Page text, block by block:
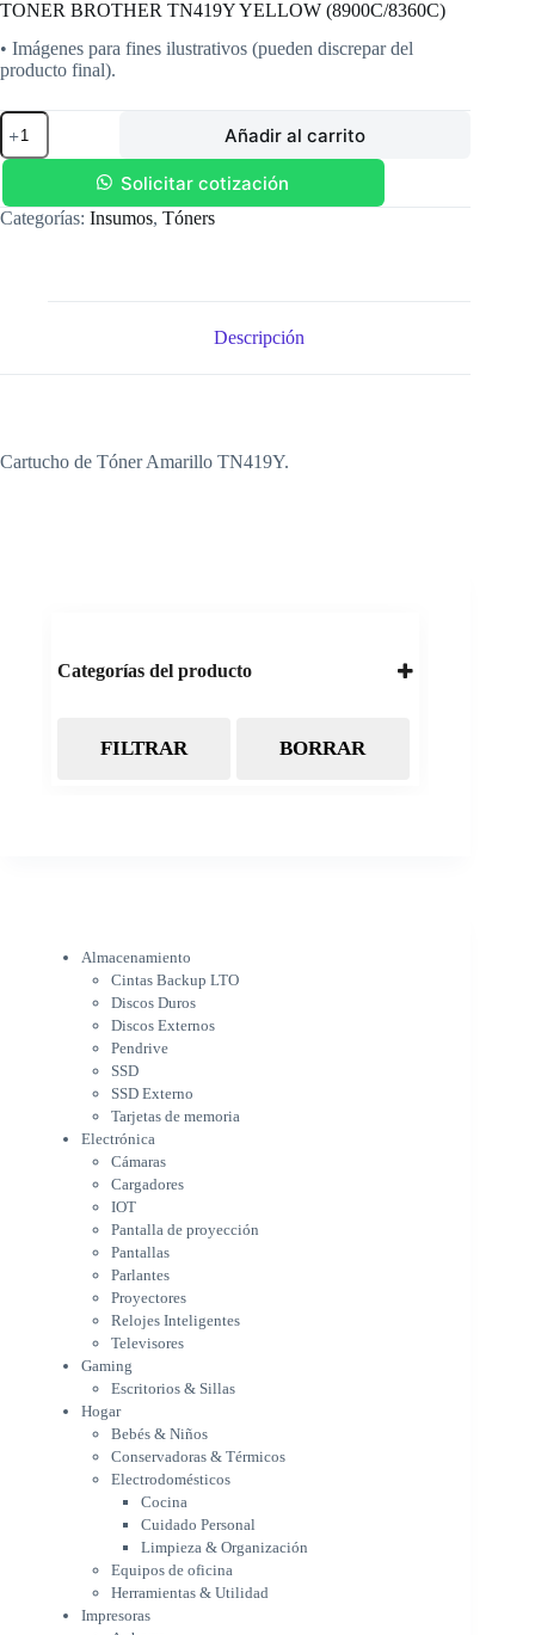
TONER BROTHER TN419Y YELLOW (8900C/8360C)
• Imágenes para fines ilustrativos (pueden discrepar del
producto final).
TONER
BROTHER
TN419Y
(8900C/8360C)
cantidad
Añadir al carrito
Solicitar cotización
Categorías: Insumos, Tóners
Descripción
Cartucho de Tóner Amarillo TN419Y.
Categorías del producto
Almacenamiento
Cámaras
Cargadores
IOT
Pantalla de proyección
Pantallas
Parlantes
Proyectores
Relojes Inteligentes
Televisores
Gaming
Escritorios & Sillas
Hogar
Bebés & Niños
Conservadoras & Térmicos
Electrodomésticos
Cocina
Cuidado Personal
Limpieza & Organización
Equipos de oficina
Herramientas & Utilidad
Impresoras
A chorro
Etiqueta & Ticket
Formato Ancho & Plotters
Láser
Matriciales
Multifuncional a Tinta
Multifuncional Láser
FILTRAR BORRAR
Almacenamiento
Cintas Backup LTO
Discos Duros
Discos Externos
Pendrive
SSD
SSD Externo
Tarjetas de memoria
Electrónica
Cámaras
Cargadores
IOT
Pantalla de proyección
Pantallas
Parlantes
Proyectores
Relojes Inteligentes
Televisores
Gaming
Escritorios & Sillas
Hogar
Bebés & Niños
Conservadoras & Térmicos
Electrodomésticos
Cocina
Cuidado Personal
Limpieza & Organización
Equipos de oficina
Herramientas & Utilidad
Impresoras